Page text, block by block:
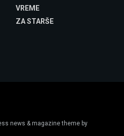
VREME
ZA STARŠE
news & magazine theme by